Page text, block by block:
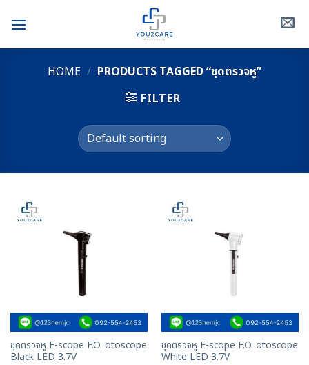
HOME / PRODUCTS TAGGED “ชุดตรวจหู”
FILTER
ชุดตรวจหู E-scope F.O. otoscope
Black LED 3.7V
ชุดตรวจหู E-scope F.O. otoscope
White LED 3.7V